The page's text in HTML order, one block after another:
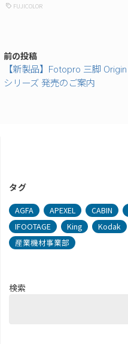
FUJICOLOR
前の投稿
【新製品】Fotopro 三脚 Origin
シリーズ 発売のご案内
タグ
AGFA APEXEL CABIN
IFOOTAGE
King Kodak
産業機材事業部
検索